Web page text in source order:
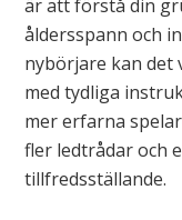
är att förstå din
åldersspann och
nybörjare kan det
med tydliga
mer erfarna
fler ledtrådar och
tillfredsställande.